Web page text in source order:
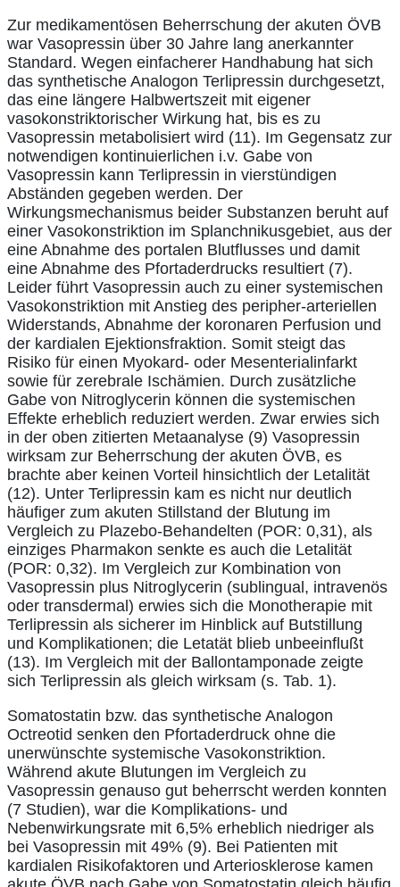
Zur medikamentösen Beherrschung der akuten ÖVB
war Vasopressin über 30 Jahre lang anerkannter
Standard. Wegen einfacherer Handhabung hat sich
das synthetische Analogon Terlipressin durchgesetzt,
das eine längere Halbwertszeit mit eigener
vasokonstriktorischer Wirkung hat, bis es zu
Vasopressin metabolisiert wird (11). Im Gegensatz zur
notwendigen kontinuierlichen i.v. Gabe von
Vasopressin kann Terlipressin in vierstündigen
Abständen gegeben werden. Der
Wirkungsmechanismus beider Substanzen beruht auf
einer Vasokonstriktion im Splanchnikusgebiet, aus der
eine Abnahme des portalen Blutflusses und damit
eine Abnahme des Pfortaderdrucks resultiert (7).
Leider führt Vasopressin auch zu einer systemischen
Vasokonstriktion mit Anstieg des peripher-arteriellen
Widerstands, Abnahme der koronaren Perfusion und
der kardialen Ejektionsfraktion. Somit steigt das
Risiko für einen Myokard- oder Mesenterialinfarkt
sowie für zerebrale Ischämien. Durch zusätzliche
Gabe von Nitroglycerin können die systemischen
Effekte erheblich reduziert werden. Zwar erwies sich
in der oben zitierten Metaanalyse (9) Vasopressin
wirksam zur Beherrschung der akuten ÖVB, es
brachte aber keinen Vorteil hinsichtlich der Letalität
(12). Unter Terlipressin kam es nicht nur deutlich
häufiger zum akuten Stillstand der Blutung im
Vergleich zu Plazebo-Behandelten (POR: 0,31), als
einziges Pharmakon senkte es auch die Letalität
(POR: 0,32). Im Vergleich zur Kombination von
Vasopressin plus Nitroglycerin (sublingual, intravenös
oder transdermal) erwies sich die Monotherapie mit
Terlipressin als sicherer im Hinblick auf Butstillung
und Komplikationen; die Letatät blieb unbeeinflußt
(13). Im Vergleich mit der Ballontamponade zeigte
sich Terlipressin als gleich wirksam (s. Tab. 1).
Somatostatin bzw. das synthetische Analogon
Octreotid senken den Pfortaderdruck ohne die
unerwünschte systemische Vasokonstriktion.
Während akute Blutungen im Vergleich zu
Vasopressin genauso gut beherrscht werden konnten
(7 Studien), war die Komplikations- und
Nebenwirkungsrate mit 6,5% erheblich niedriger als
bei Vasopressin mit 49% (9). Bei Patienten mit
kardialen Risikofaktoren und Arteriosklerose kamen